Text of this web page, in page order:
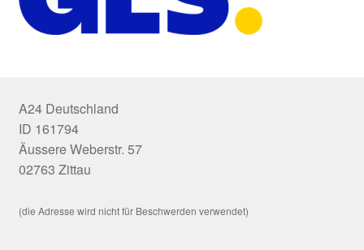
A24 Deutschland
ID 161794
Äussere Weberstr. 57
02763 Zittau
(die Adresse wird nicht für Beschwerden verwendet)